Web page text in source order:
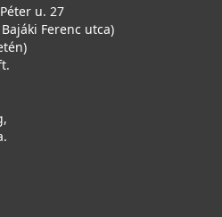
u. 27
Ferenc utca)